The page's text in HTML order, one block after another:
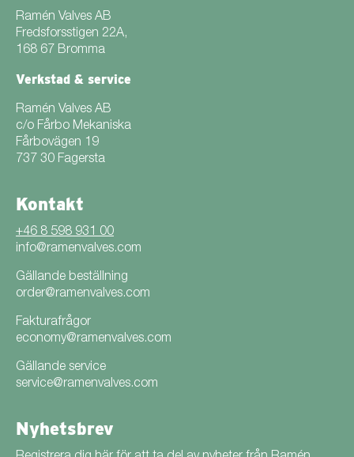
Ramén Valves AB
Fredsforsstigen 22A,
168 67 Bromma
Verkstad & service
Ramén Valves AB
c/o Fårbo Mekaniska
Fårbovägen 19
737 30 Fagersta
Kontakt
+46 8 598 931 00
info@ramenvalves.com
Gällande beställning
order@ramenvalves.com
Fakturafrågor
economy@ramenvalves.com
Gällande service
service@ramenvalves.com
Nyhetsbrev